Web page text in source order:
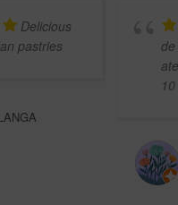
Delicious
pastries
10